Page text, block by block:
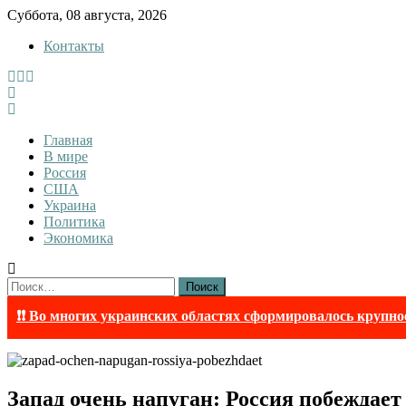
Skip
content
Суббота, 08 августа, 2026
Контакты
InfoRuss
InfoRuss — Новости
Главная
В мире
Россия
США
Украина
Политика
Экономика
Найти:
❗❗ Во многих украинских областях сформировалось
Запад очень напуган: Россия побеждает